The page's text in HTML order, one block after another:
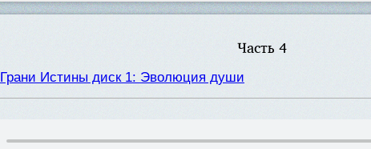
Часть 4
Грани Истины диск 1: Эволюция души